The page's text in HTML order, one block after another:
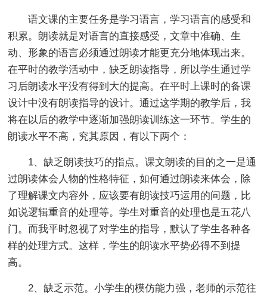
语文课的主要任务是学习语言，学习语言的感受和
积累。朗读就是对语言的直接感受，文章中准确、生
动、形象的语言必须通过朗读才能更充分地体现出来。
在平时的教学活动中，缺乏朗读指导，所以学生通过学
习后朗读水平没有得到大的提高。在平时上课时的备课
设计中没有朗读指导的设计。通过这学期的教学后，我
将在以后的教学中逐渐加强朗读训练这一环节。学生的
朗读水平不高，究其原因，有以下两个：
1、缺乏朗读技巧的指点。课文朗读的目的之一是通
过朗读体会人物的性格特征，如何通过朗读来体会，除
了理解课文内容外，应该要有朗读技巧运用的问题，比
如说逻辑重音的处理等。学生对重音的处理也是五花八
门。而我平时忽视了对学生的指导，默认了学生各种各
样的处理方式。这样，学生的朗读水平势必得不到提
高。
2、缺乏示范。小学生的模仿能力强，老师的示范往